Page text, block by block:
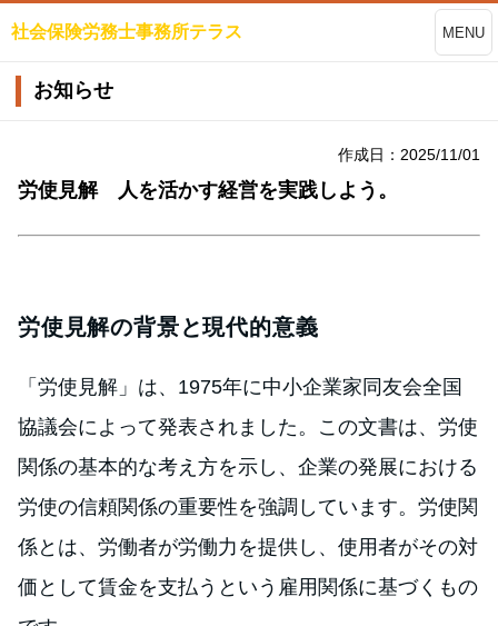
社会保険労務士事務所テラス MENU
お知らせ
作成日：2025/11/01
労使見解 人を活かす経営を実践しよう。
労使見解の背景と現代的意義
「労使見解」は、1975年に中小企業家同友会全国
協議会によって発表されました。この文書は、労使
関係の基本的な考え方を示し、企業の発展における
労使の信頼関係の重要性を強調しています。労使関
係とは、労働者が労働力を提供し、使用者がその対
価として賃金を支払うという雇用関係に基づくもの